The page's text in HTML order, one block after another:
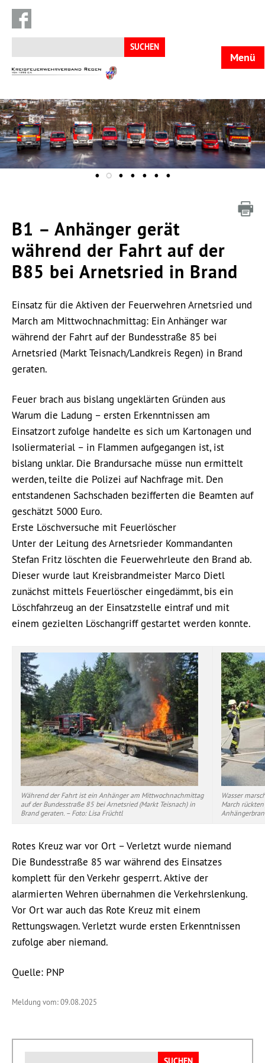
Suchen
nach:
KFV
Menü
B1 – Anhänger gerät
während der Fahrt auf der
B85 bei Arnetsried in Brand
Einsatz für die Aktiven der Feuerwehren Arnetsried und
March am Mittwochnachmittag: Ein Anhänger war
während der Fahrt auf der Bundesstraße 85 bei
Arnetsried (Markt Teisnach/Landkreis Regen) in Brand
geraten.
Feuer brach aus bislang ungeklärten Gründen aus
Warum die Ladung – ersten Erkenntnissen am
Einsatzort zufolge handelte es sich um Kartonagen und
Isoliermaterial – in Flammen aufgegangen ist, ist
bislang unklar. Die Brandursache müsse nun ermittelt
werden, teilte die Polizei auf Nachfrage mit. Den
entstandenen Sachschaden bezifferten die Beamten auf
geschätzt 5000 Euro.
Erste Löschversuche mit Feuerlöscher
Unter der Leitung des Arnetsrieder Kommandanten
Stefan Fritz löschten die Feuerwehrleute den Brand ab.
Dieser wurde laut Kreisbrandmeister Marco Dietl
zunächst mittels Feuerlöscher eingedämmt, bis ein
Löschfahrzeug an der Einsatzstelle eintraf und mit
einem gezielten Löschangriff gestartet werden konnte.
Während der Fahrt ist ein Anhänger am Mittwochnachmittag
auf der Bundesstraße 85 bei Arnetsried (Markt Teisnach) in
Brand geraten. – Foto: Lisa Früchtl
Wasser
March
Rotes Kreuz war vor Ort – Verletzt wurde niemand
Die Bundesstraße 85 war während des Einsatzes
komplett für den Verkehr gesperrt. Aktive der
alarmierten Wehren übernahmen die Verkehrslenkung.
Vor Ort war auch das Rote Kreuz mit einem
Rettungswagen. Verletzt wurde ersten Erkenntnissen
zufolge aber niemand.
Quelle: PNP
Meldung vom: 09.08.2025